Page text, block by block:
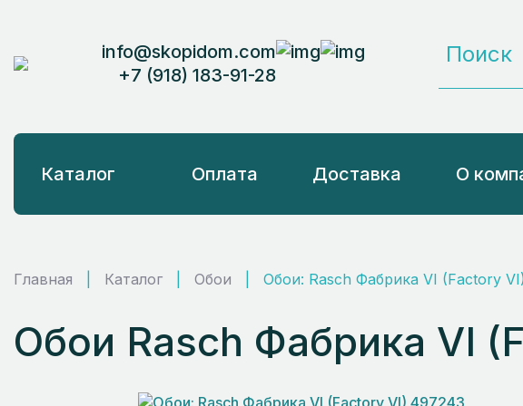
info@skopidom.com
+7 (918) 183-91-28
Каталог Оплата Доставка О
Главная Каталог Обои Обои: Rasch Фабрика VI (Factory
Обои Rasch Фабрика VI